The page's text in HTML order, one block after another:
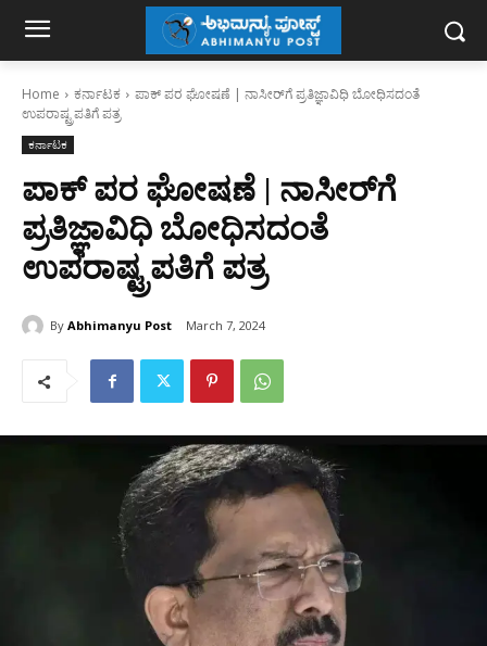
Home ಕರ್ನಾಟಕ
ಪಾಕ್‌ ಪರ ಘೋಷಣೆ | ನಾಸೀರ್‌ಗೆ ಪ್ರತಿಜ್ಞಾವಿಧಿ ಬೋಧಿಸದಂತೆ
ಉಪರಾಷ್ಟ್ರಪತಿಗೆ ಪತ್ರ
ಕರ್ನಾಟಕ
ಪಾಕ್‌ ಪರ ಘೋಷಣೆ | ನಾಸೀರ್‌ಗೆ
ಪ್ರತಿಜ್ಞಾವಿಧಿ ಬೋಧಿಸದಂತೆ
ಉಪರಾಷ್ಟ್ರಪತಿಗೆ ಪತ್ರ
By Abhimanyu Post March 7, 2024